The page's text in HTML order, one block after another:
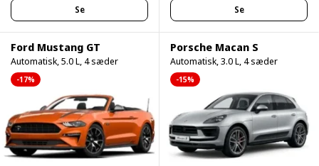
Se Se
Ford Mustang GT
Automatisk, 5.0 L, 4 sæder
-17%
Porsche Macan S
Automatisk, 3.0 L, 4 sæder
-15%